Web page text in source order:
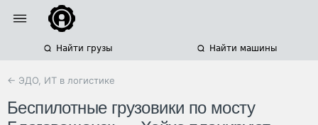
Найти грузы Найти машины
← ЭДО, ИТ в логистике
Беспилотные грузовики по мосту